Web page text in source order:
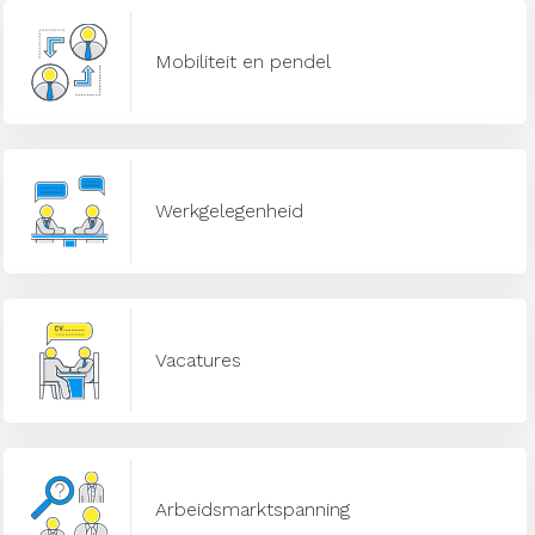
Mobiliteit en pendel
Werkgelegenheid
Vacatures
Arbeidsmarktspanning